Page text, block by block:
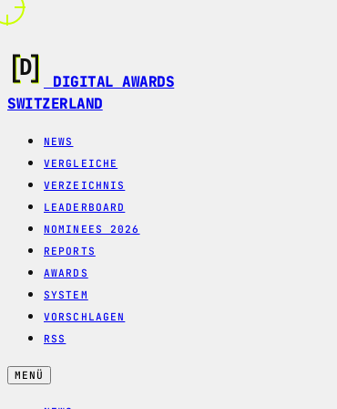
DIGITAL AWARDS
SWITZERLAND
NEWS
VERGLEICHE
VERZEICHNIS
LEADERBOARD
NOMINEES 2026
REPORTS
AWARDS
SYSTEM
VORSCHLAGEN
RSS
MENÜ